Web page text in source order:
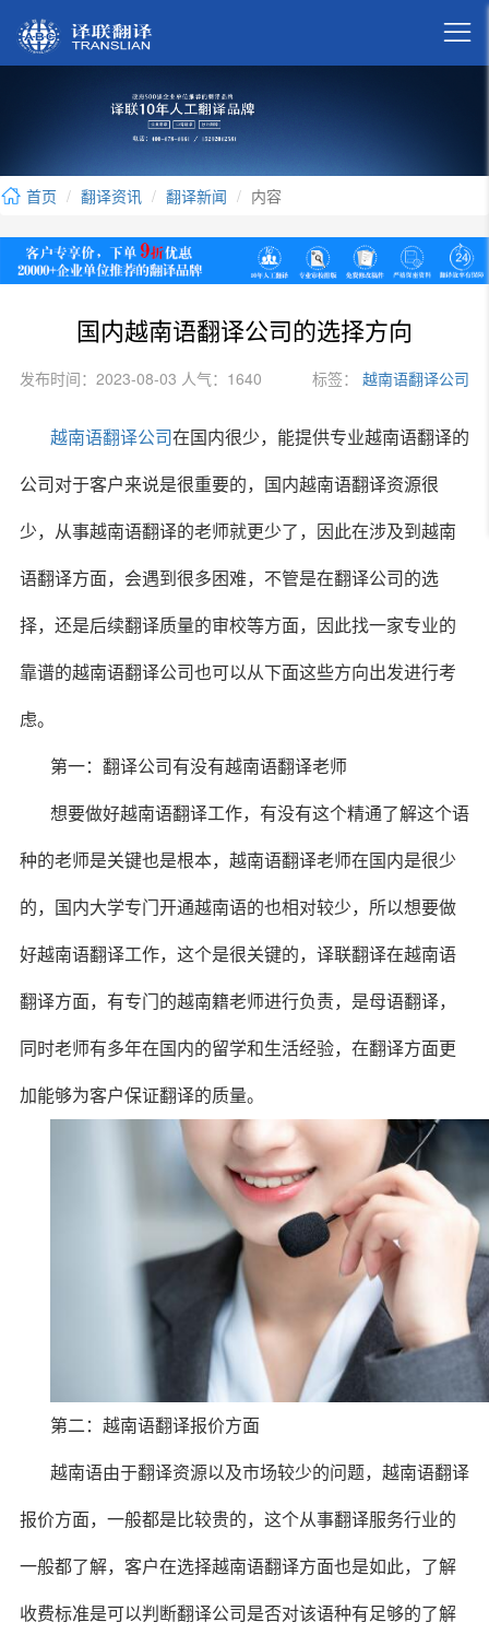

首页 翻译资讯 翻译新闻 内容
国内越南语翻译公司的选择方向
发布时间：2023-08-03 人气：1640 标签： 越南语翻译公司
越南语翻译公司在国内很少，能提供专业越南语翻译的
公司对于客户来说是很重要的，国内越南语翻译资源很
少，从事越南语翻译的老师就更少了，因此在涉及到越南
语翻译方面，会遇到很多困难，不管是在翻译公司的选
择，还是后续翻译质量的审校等方面，因此找一家专业的
靠谱的越南语翻译公司也可以从下面这些方向出发进行考
虑。
第一：翻译公司有没有越南语翻译老师
想要做好越南语翻译工作，有没有这个精通了解这个语
种的老师是关键也是根本，越南语翻译老师在国内是很少
的，国内大学专门开通越南语的也相对较少，所以想要做
好越南语翻译工作，这个是很关键的，译联翻译在越南语
翻译方面，有专门的越南籍老师进行负责，是母语翻译，
同时老师有多年在国内的留学和生活经验，在翻译方面更
加能够为客户保证翻译的质量。
第二：越南语翻译报价方面
越南语由于翻译资源以及市场较少的问题，越南语翻译
报价方面，一般都是比较贵的，这个从事翻译服务行业的
一般都了解，客户在选择越南语翻译方面也是如此，了解
收费标准是可以判断翻译公司是否对该语种有足够的了解